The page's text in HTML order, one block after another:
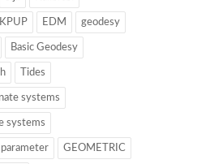
KPUP EDM geodesy
Basic Geodesy
Tides
systems
systems
GEOMETRIC